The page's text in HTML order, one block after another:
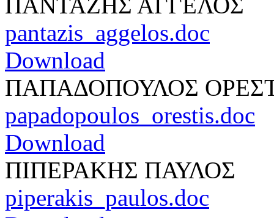
ΠΑΝΤΑΖΗΣ ΑΓΓΕΛΟΣ
pantazis_aggelos.doc
Download
ΠΑΠΑΔΟΠΟΥΛΟΣ
papadopoulos_orestis.doc
Download
ΠΙΠΕΡΑΚΗΣ ΠΑΥΛΟΣ
piperakis_paulos.doc